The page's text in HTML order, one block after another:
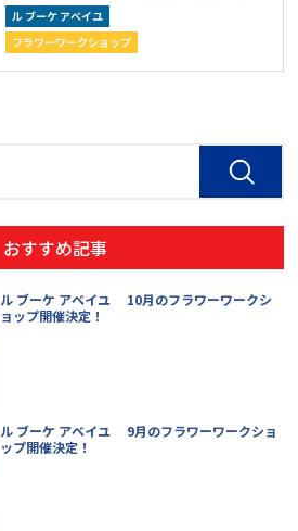
ル ブーケ アベイユ
フラワーワークショップ
おすすめ記事
ル ブーケ アベイユ 10月のフラワーワークシ
ョップ開催決定！
ル ブーケ アベイユ 9月のフラワーワークショ
ップ開催決定！